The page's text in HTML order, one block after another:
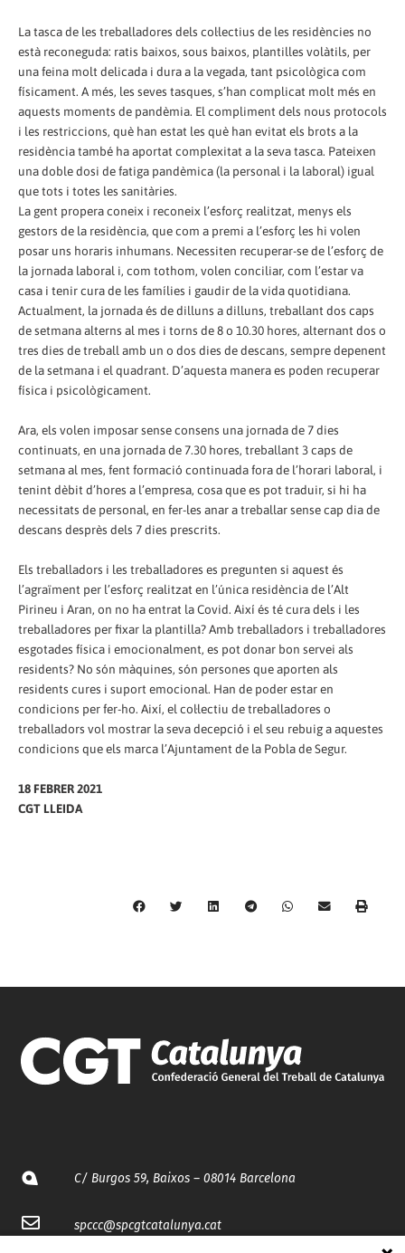
La tasca de les treballadores dels col·lectius de les residències no
està reconeguda: ratis baixos, sous baixos, plantilles volàtils, per
una feina molt delicada i dura a la vegada, tant psicològica com
físicament. A més, les seves tasques, s’han complicat molt més en
aquests moments de pandèmia. El compliment dels nous protocols
i les restriccions, què han estat les què han evitat els brots a la
residència també ha aportat complexitat a la seva tasca. Pateixen
una doble dosi de fatiga pandèmica (la personal i la laboral) igual
que tots i totes les sanitàries.
La gent propera coneix i reconeix l’esforç realitzat, menys els
gestors de la residència, que com a premi a l’esforç les hi volen
posar uns horaris inhumans. Necessiten recuperar-se de l’esforç de
la jornada laboral i, com tothom, volen conciliar, com l’estar va
casa i tenir cura de les famílies i gaudir de la vida quotidiana.
Actualment, la jornada és de dilluns a dilluns, treballant dos caps
de setmana alterns al mes i torns de 8 o 10.30 hores, alternant dos o
tres dies de treball amb un o dos dies de descans, sempre depenent
de la setmana i el quadrant. D’aquesta manera es poden recuperar
física i psicològicament.
Ara, els volen imposar sense consens una jornada de 7 dies
continuats, en una jornada de 7.30 hores, treballant 3 caps de
setmana al mes, fent formació continuada fora de l’horari laboral, i
tenint dèbit d’hores a l’empresa, cosa que es pot traduir, si hi ha
necessitats de personal, en fer-les anar a treballar sense cap dia de
descans desprès dels 7 dies prescrits.
Els treballadors i les treballadores es pregunten si aquest és
l’agraïment per l’esforç realitzat en l’única residència de l’Alt
Pirineu i Aran, on no ha entrat la Covid. Així és té cura dels i les
treballadores per fixar la plantilla? Amb treballadors i treballadores
esgotades física i emocionalment, es pot donar bon servei als
residents? No són màquines, són persones que aporten als
residents cures i suport emocional. Han de poder estar en
condicions per fer-ho. Així, el col·lectiu de treballadores o
treballadors vol mostrar la seva decepció i el seu rebuig a aquestes
condicions que els marca l’Ajuntament de la Pobla de Segur.
18 FEBRER 2021
CGT LLEIDA
C/ Burgos 59, Baixos – 08014 Barcelona
spccc@spcgtcatalunya.cat